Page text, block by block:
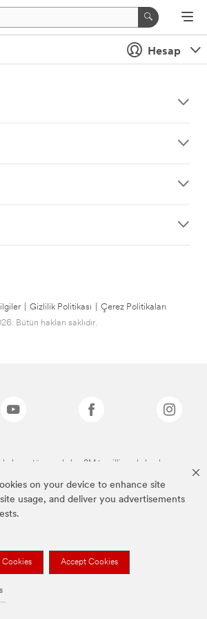
on your device to enhance site
usage, and deliver you advertisements
Cookies Accept Cookies
Hesap
Gizlilik Politikası
Çerez Politikaları
Bütün hakları saklıdır.
bulunan tüm markalar, 3M tescilli markalarıdır.